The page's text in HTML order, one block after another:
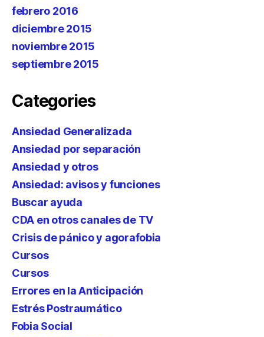
febrero 2016
diciembre 2015
noviembre 2015
septiembre 2015
Categories
Ansiedad Generalizada
Ansiedad por separación
Ansiedad y otros
Ansiedad: avisos y funciones
Buscar ayuda
CDA en otros canales de TV
Crisis de pánico y agorafobia
Cursos
Cursos
Errores en la Anticipación
Estrés Postraumático
Fobia Social